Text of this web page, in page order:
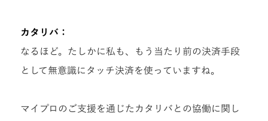
カタリバ：
なるほど。 たしかに私も、もう当たり前の決済手段
として無意識にタッチ決済を使っていますね。
マイプロのご支援を通じたカタリバとの協働に関し